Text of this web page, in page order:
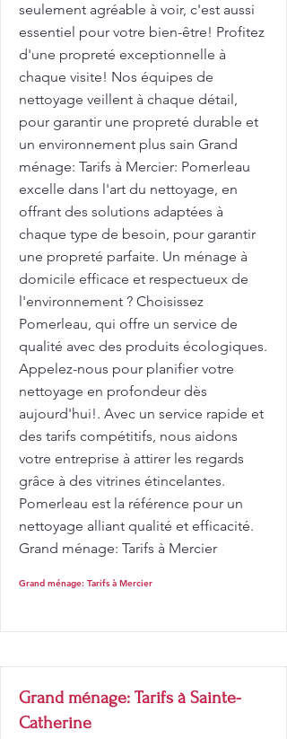
seulement agréable à voir, c'est aussi
essentiel pour votre bien-être! Profitez
d'une propreté exceptionnelle à
chaque visite! Nos équipes de
nettoyage veillent à chaque détail,
pour garantir une propreté durable et
un environnement plus sain Grand
ménage: Tarifs à Mercier: Pomerleau
excelle dans l'art du nettoyage, en
offrant des solutions adaptées à
chaque type de besoin, pour garantir
une propreté parfaite. Un ménage à
domicile efficace et respectueux de
l'environnement ? Choisissez
Pomerleau, qui offre un service de
qualité avec des produits écologiques.
Appelez-nous pour planifier votre
nettoyage en profondeur dès
aujourd'hui!. Avec un service rapide et
des tarifs compétitifs, nous aidons
votre entreprise à attirer les regards
grâce à des vitrines étincelantes.
Pomerleau est la référence pour un
nettoyage alliant qualité et efficacité.
Grand ménage: Tarifs à Mercier
Grand ménage: Tarifs à Mercier
Grand ménage: Tarifs à Sainte-
Catherine